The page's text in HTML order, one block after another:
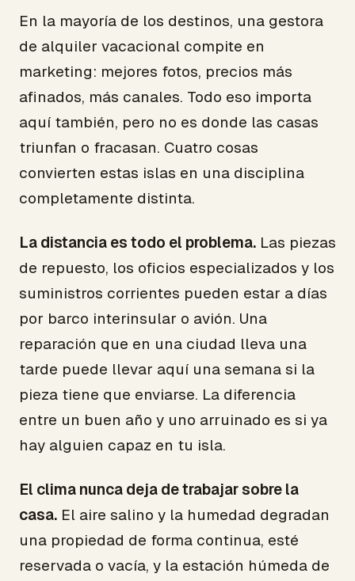
En la mayoría de los destinos, una gestora
de alquiler vacacional compite en
marketing: mejores fotos, precios más
afinados, más canales. Todo eso importa
aquí también, pero no es donde las casas
triunfan o fracasan. Cuatro cosas
convierten estas islas en una disciplina
completamente distinta.
La distancia es todo el problema. Las piezas
de repuesto, los oficios especializados y los
suministros corrientes pueden estar a días
por barco interinsular o avión. Una
reparación que en una ciudad lleva una
tarde puede llevar aquí una semana si la
pieza tiene que enviarse. La diferencia
entre un buen año y uno arruinado es si ya
hay alguien capaz en tu isla.
El clima nunca deja de trabajar sobre la
casa. El aire salino y la humedad degradan
una propiedad de forma continua, esté
reservada o vacía, y la estación húmeda de